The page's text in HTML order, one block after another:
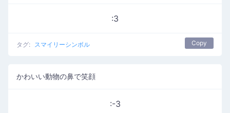
:3
タグ: スマイリーシンボル Copy
かわいい動物の鼻で笑顔
:-3